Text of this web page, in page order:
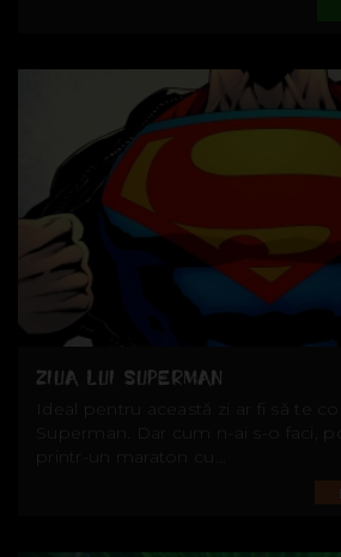
ZIUA LUI SUPERMAN
Ideal pentru această zi ar fi să te
Superman. Dar cum n-ai s-o faci,
printr-un maraton cu...